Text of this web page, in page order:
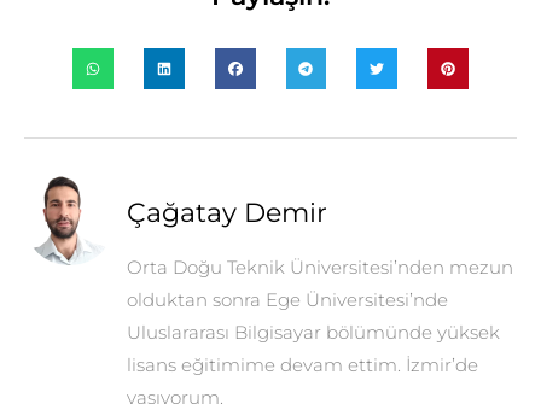
Çağatay Demir
Orta Doğu Teknik Üniversitesi’nden mezun
olduktan sonra Ege Üniversitesi’nde
Uluslararası Bilgisayar bölümünde yüksek
lisans eğitimime devam ettim. İzmir’de
yaşıyorum.